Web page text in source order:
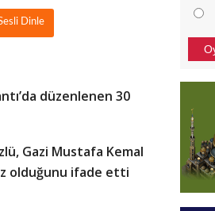
Dinle
düzenlenen 30
Gazi Mustafa Kemal
olduğunu ifade etti